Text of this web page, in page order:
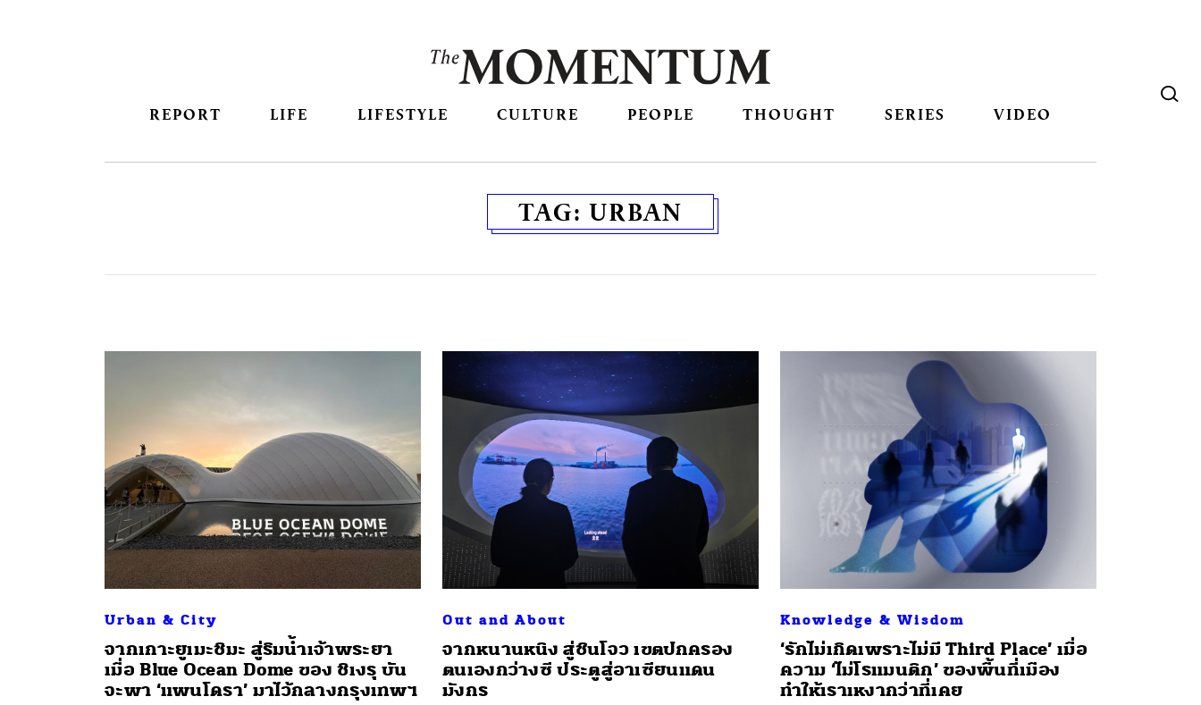
REPORT LIFE LIFESTYLE CULTURE PEOPLE THOUGHT SERIES VIDEO
TAG: URBAN
Urban & City
จากเกาะยูเมะชิมะ สู่ริมน้ำเจ้าพระยา
เมื่อ Blue Ocean Dome ของ ชิเงรุ บัน
จะพา ‘แพนโดรา’ มาไว้กลางกรุงเทพฯ
Out and About
จากหนานหนิง สู่ชินโจว เขตปกครอง
ตนเองกว่างซี ประตูสู่อาเซียนแดน
มังกร
Knowledge & Wisdom
‘รักไม่เกิดเพราะไม่มี Third Place’ เมื่อ
ความ ‘ไม่โรแมนติก’ ของพื้นที่เมือง
ทำให้เราเหงากว่าที่เคย